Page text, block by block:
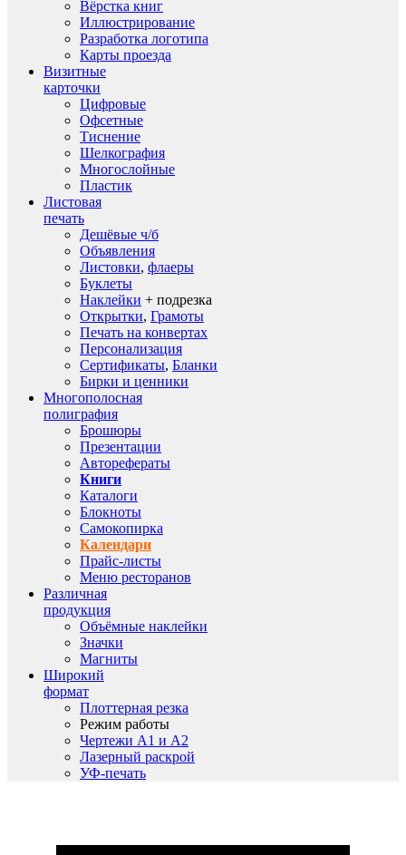
Вёрстка книг
Иллюстрирование
Разработка логотипа
Карты проезда
Визитные
карточки
Цифровые
Офсетные
Тиснение
Шелкография
Многослойные
Пластик
Листовая
печать
Дешёвые ч/б
Объявления
Листовки, флаеры
Буклеты
Наклейки + подрезка
Открытки, Грамоты
Печать на конвертах
Персонализация
Сертификаты, Бланки
Бирки и ценники
Многополосная
полиграфия
Брошюры
Презентации
Авторефераты
Книги
Каталоги
Блокноты
Самокопирка
Календари
Прайс-листы
Меню ресторанов
Различная
продукция
Объёмные наклейки
Значки
Магниты
Широкий
формат
Плоттерная резка
Режим работы
Чертежи A1 и A2
Лазерный раскрой
УФ-печать